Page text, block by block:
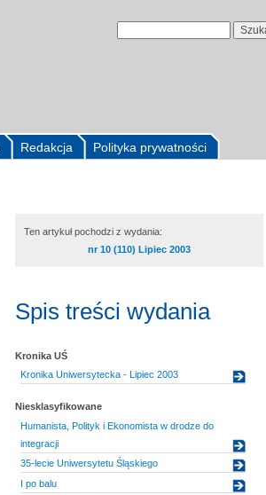
Polityka prywatności
Redakcja
Ten artykuł pochodzi z wydania:
nr 10 (110) Lipiec 2003
Spis treści wydania
Kronika UŚ
Kronika Uniwersytecka - Lipiec 2003
Niesklasyfikowane
Humanista, Polityk i Ekonomista w drodze do
integracji
35-lecie Uniwersytetu Śląskiego
I po balu